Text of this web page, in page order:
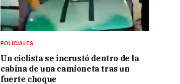
POLICIALES
Un ciclista se incrustó dentro de la
cabina de una camioneta tras un
fuerte choque